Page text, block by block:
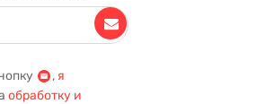
, я
обработку и